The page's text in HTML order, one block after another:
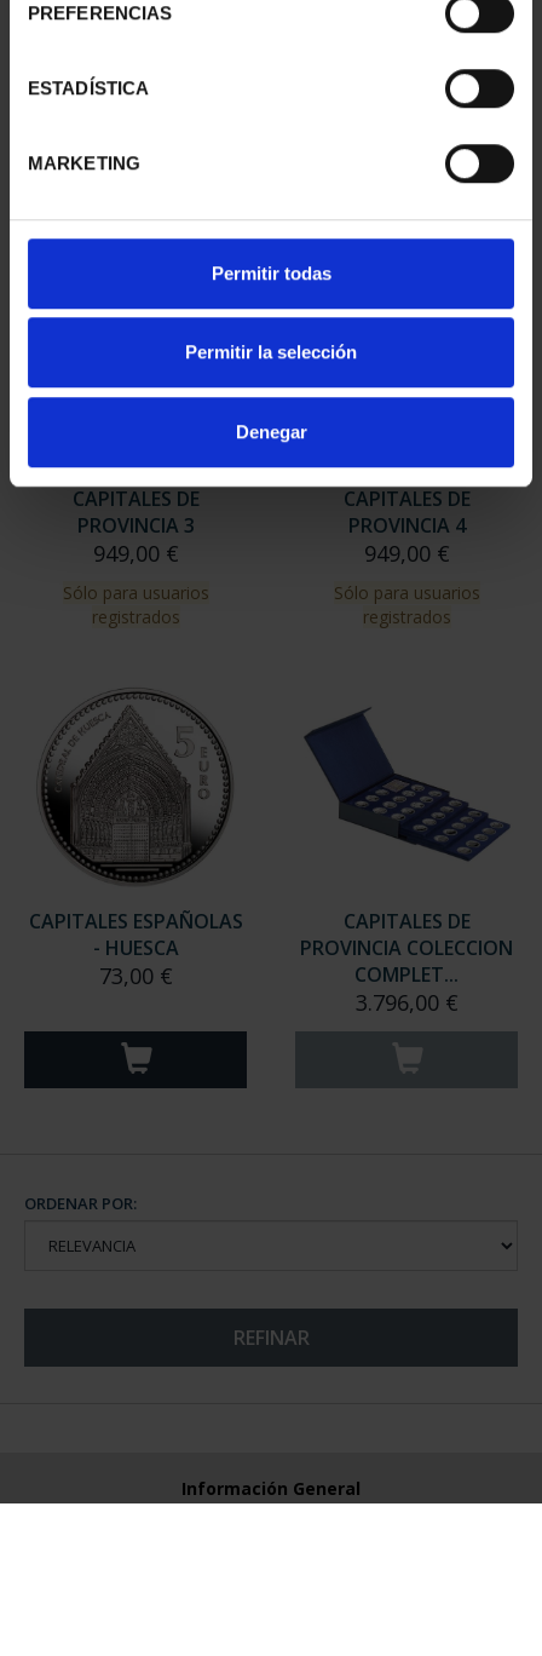
PREFERENCIAS
ESTADÍSTICA
MARKETING
Permitir todas
Permitir la selección
Denegar
SUSCRIPCIÓN
PROVINCIA 1
949,00 €
registrados
SUSCRIPCIÓN
PROVINCIA 2
949,00 €
Sólo para usuarios
registrados
SUSCRIPCIÓN
CAPITALES DE
PROVINCIA 3
949,00 €
Sólo para usuarios
registrados
SUSCRIPCIÓN
CAPITALES DE
PROVINCIA 4
949,00 €
Sólo para usuarios
registrados
CAPITALES ESPAÑOLAS
- HUESCA
73,00 €
CAPITALES DE
PROVINCIA COLECCION
COMPLET...
3.796,00 €
ORDENAR POR:
REFINAR
Información General